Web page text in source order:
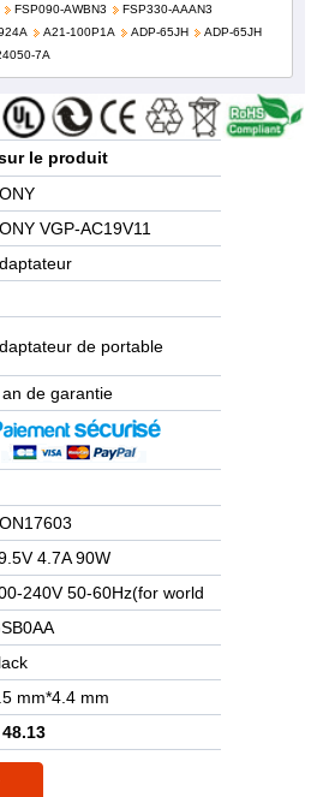
FSP090-AWBN3
FSP330-AAAN3
A21-100P1A ADP-65JH
ADP-65JH
7A
le produit
VGP-AC19V11
de portable
an de garantie
4.7A 90W
240V 50-60Hz(for world
mm*4.4 mm
48.13